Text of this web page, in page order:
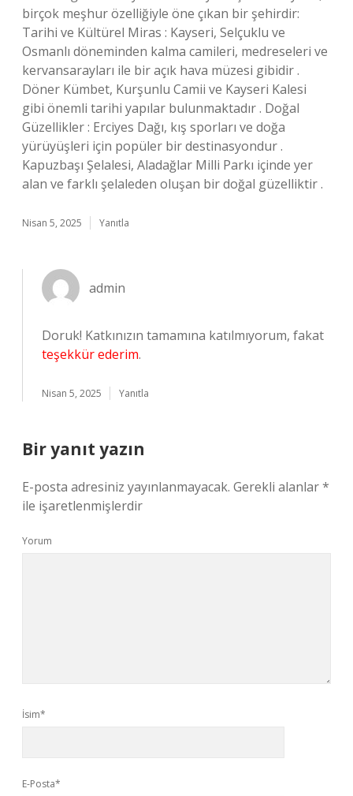
birçok meşhur özelliğiyle öne çıkan bir şehirdir:
Tarihi ve Kültürel Miras : Kayseri, Selçuklu ve
Osmanlı döneminden kalma camileri, medreseleri ve
kervansarayları ile bir açık hava müzesi gibidir .
Döner Kümbet, Kurşunlu Camii ve Kayseri Kalesi
gibi önemli tarihi yapılar bulunmaktadır . Doğal
Güzellikler : Erciyes Dağı, kış sporları ve doğa
yürüyüşleri için popüler bir destinasyondur .
Kapuzbaşı Şelalesi, Aladağlar Milli Parkı içinde yer
alan ve farklı şelaleden oluşan bir doğal güzelliktir .
Nisan 5, 2025 Yanıtla
admin
Doruk! Katkınızın tamamına katılmıyorum, fakat
teşekkür ederim.
Nisan 5, 2025 Yanıtla
Bir yanıt yazın
E-posta adresiniz yayınlanmayacak. Gerekli alanlar*
ile işaretlenmişlerdir
Yorum
İsim*
E-Posta*